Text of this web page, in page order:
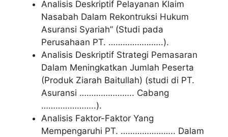
Analisis Deskriptif Pelayanan Klaim
Nasabah Dalam Rekontruksi Hukum
Asuransi Syariah” (Studi pada
Perusahaan PT. …………………..).
Analisis Deskriptif Strategi Pemasaran
Dalam Meningkatkan Jumlah Peserta
(Produk Ziarah Baitullah) (studi di PT.
Asuransi ………………….. Cabang
…………………..).
Analisis Faktor-Faktor Yang
Mempengaruhi PT. ………………….. Dalam